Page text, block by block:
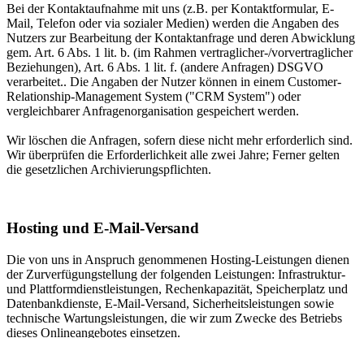
Bei der Kontaktaufnahme mit uns (z.B. per Kontaktformular, E-
Mail, Telefon oder via sozialer Medien) werden die Angaben des
Nutzers zur Bearbeitung der Kontaktanfrage und deren Abwicklung
gem. Art. 6 Abs. 1 lit. b. (im Rahmen vertraglicher-/vorvertraglicher
Beziehungen), Art. 6 Abs. 1 lit. f. (andere Anfragen) DSGVO
verarbeitet.. Die Angaben der Nutzer können in einem Customer-
Relationship-Management System ("CRM System") oder
vergleichbarer Anfragenorganisation gespeichert werden.
Wir löschen die Anfragen, sofern diese nicht mehr erforderlich sind.
Wir überprüfen die Erforderlichkeit alle zwei Jahre; Ferner gelten
die gesetzlichen Archivierungspflichten.
Hosting und E-Mail-Versand
Die von uns in Anspruch genommenen Hosting-Leistungen dienen
der Zurverfügungstellung der folgenden Leistungen: Infrastruktur-
und Plattformdienstleistungen, Rechenkapazität, Speicherplatz und
Datenbankdienste, E-Mail-Versand, Sicherheitsleistungen sowie
technische Wartungsleistungen, die wir zum Zwecke des Betriebs
dieses Onlineangebotes einsetzen.